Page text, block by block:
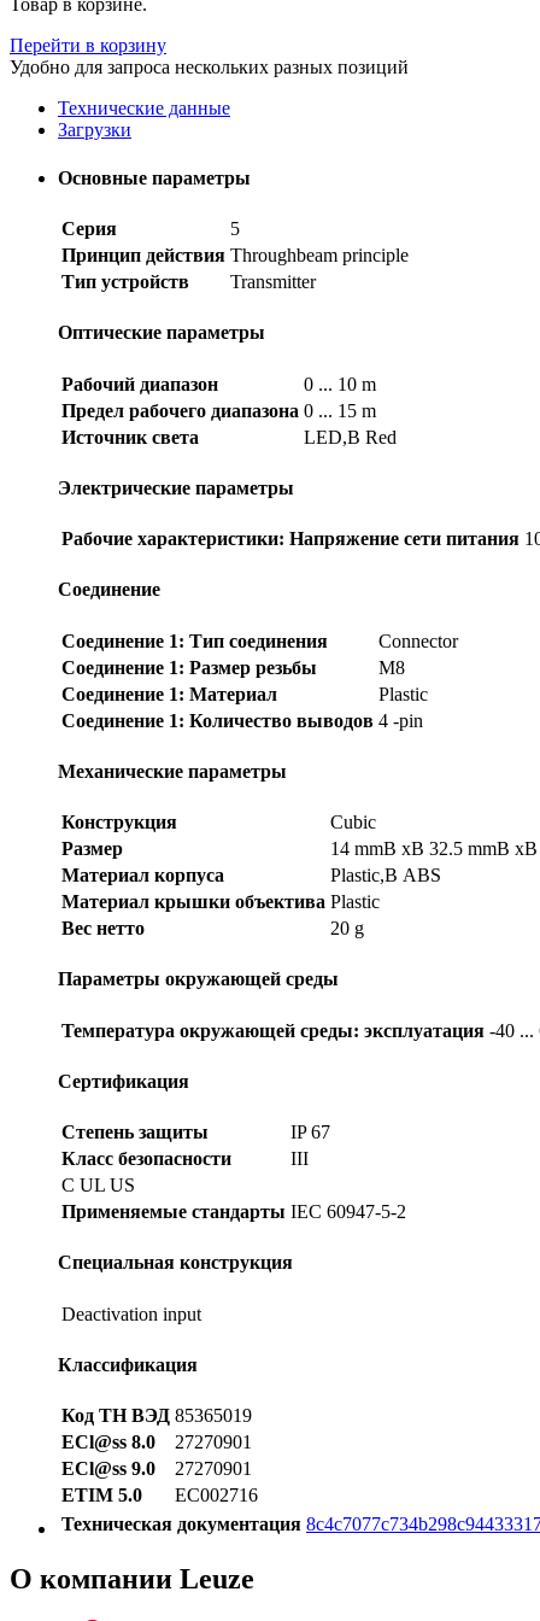
Товар в корзине.
Перейти в корзину
Удобно для запроса нескольких разных позиций
Технические данные
Загрузки
Основные параметры
Серия
5
Принцип действия Throughbeam principle
Тип устройств
Transmitter
Оптические параметры
Рабочий диапазон
0 ... 10 m
Предел рабочего диапазона 0 ... 15 m
Источник света
LED,В Red
Электрические параметры
Рабочие характеристики: Напряжение сети питания
Соединение
Соединение 1: Тип соединения
Connector
Соединение 1: Размер резьбы
M8
Соединение 1: Материал
Plastic
Соединение 1: Количество выводов 4 -pin
Механические параметры
Конструкция
Cubic
Размер
14 mmВ xВ 32.5 mmВ xВ
Материал корпуса
Plastic,В ABS
Материал крышки объектива Plastic
Вес нетто
20 g
Параметры окружающей среды
Температура окружающей среды: эксплуатация -40 ...
Сертификация
Степень защиты
IP 67
Класс безопасности
III
C UL US
Применяемые стандарты IEC 60947-5-2
Специальная конструкция
Deactivation input
Классификация
Код ТН ВЭД 85365019
ECl@ss 8.0
27270901
ECl@ss 9.0
27270901
ETIM 5.0
EC002716
Техническая документация
О компании Leuze